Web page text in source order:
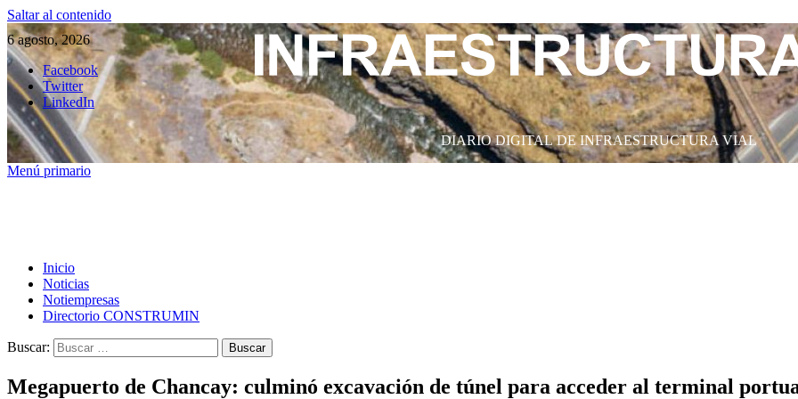
Saltar al contenido
6 agosto, 2026
Facebook
Twitter
LinkedIn
DIARIO DIGITAL DE INFRAESTRUCTURA VIAL
Menú primario
Inicio
Noticias
Notiempresas
Directorio CONSTRUMIN
Buscar:
Megapuerto de Chancay: culminó excavación de túnel para acceder al terminal